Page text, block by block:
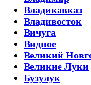
Владикавказ
Владивосток
Вичуга
Видное
Великий
Великие Луки
Бузулук